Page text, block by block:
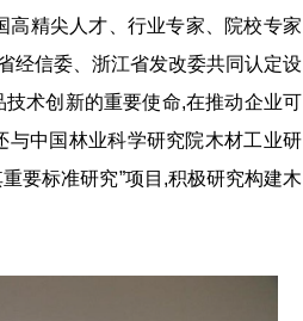
精尖人才、行业专家、院校专家
经信委、浙江省发改委共同认定设
术创新的重要使命,在推动企业可
与中国林业科学研究院木材工业研
要标准研究”项目,积极研究构建木